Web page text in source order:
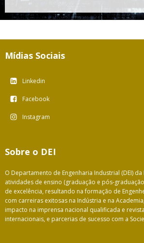
Mídias Sociais
Linkedin
Facebook
Instagram
Sobre o DEI
O Departamento de Engenharia Industrial (DEI) da
atividades de ensino (graduação e pós-
de excelência, resultando na formação de
com carreiras exitosas na Indústria e na
impacto na imprensa nacional qualificada e
internacionais, e parcerias de sucesso com a